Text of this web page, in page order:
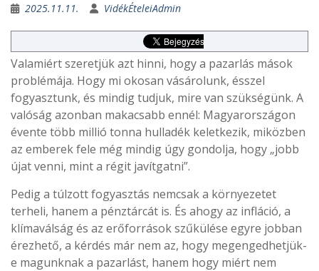
2025.11.11. VidékÉteleiAdmin
Valamiért szeretjük azt hinni, hogy a pazarlás mások
problémája. Hogy mi okosan vásárolunk, ésszel
fogyasztunk, és mindig tudjuk, mire van szükségünk. A
valóság azonban makacsabb ennél: Magyarországon
évente több millió tonna hulladék keletkezik, miközben
az emberek fele még mindig úgy gondolja, hogy „jobb
újat venni, mint a régit javítgatni”.
Pedig a túlzott fogyasztás nemcsak a környezetet
terheli, hanem a pénztárcát is. És ahogy az infláció, a
klímaválság és az erőforrások szűkülése egyre jobban
érezhető, a kérdés már nem az, hogy megengedhetjük-
e magunknak a pazarlást, hanem hogy miért nem